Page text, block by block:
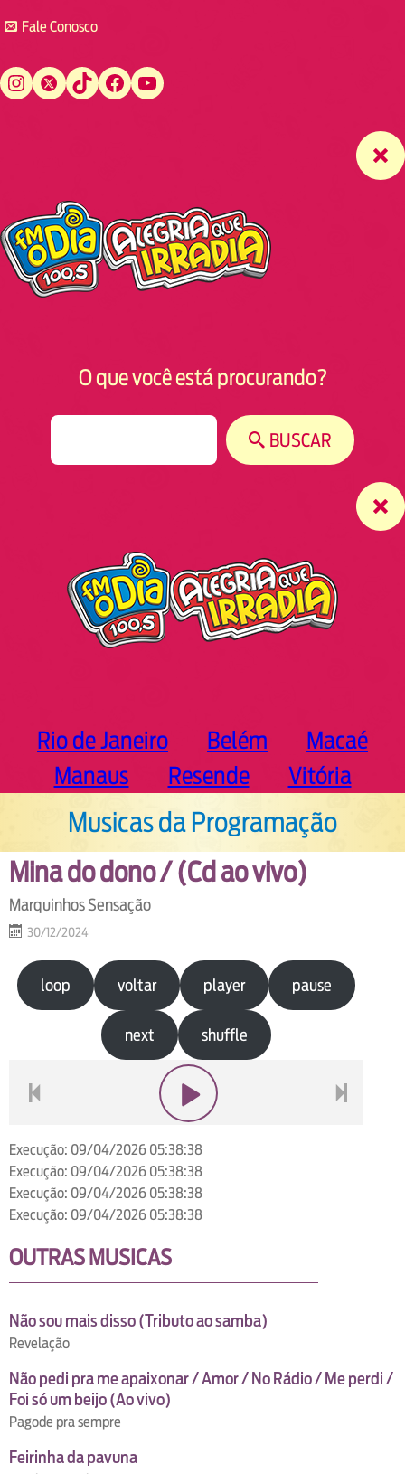
Fale Conosco
Instagram Twitter TikTok Facebook YouTube
O que você está procurando?
BUSCAR
Rio de Janeiro Belém
Macaé
Manaus
Resende Vitória
Musicas da Programação
Mina do dono / (Cd ao vivo)
Marquinhos Sensação
30/12/2024
loop voltar player pause
next shuffle
Execução: 09/04/2026 05:38:38
Execução: 09/04/2026 05:38:38
Execução: 09/04/2026 05:38:38
Execução: 09/04/2026 05:38:38
OUTRAS MUSICAS
Não sou mais disso (Tributo ao samba)
Revelação
Não pedi pra me apaixonar / Amor / No Rádio / Me perdi /
Foi só um beijo (Ao vivo)
Pagode pra sempre
Feirinha da pavuna